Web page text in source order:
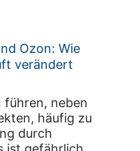
Ozon: Wie
verändert
führen, neben
häufig zu
durch